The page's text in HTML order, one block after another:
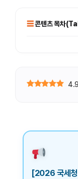
콘텐츠 목차
4.9
[2026 국세청